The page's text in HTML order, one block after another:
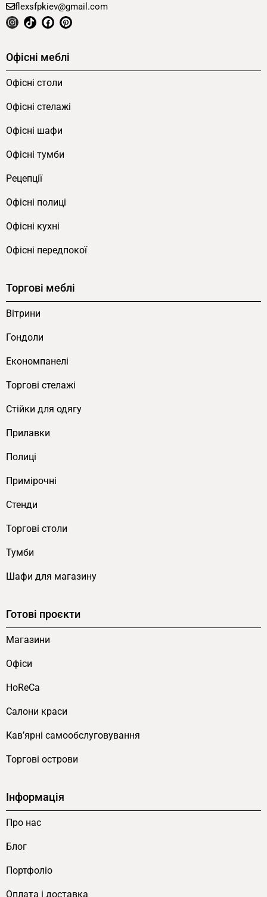
flexsfpkiev@gmail.com
Офісні меблі
Офісні столи
Офісні стелажі
Офісні шафи
Офісні тумби
Рецепції
Офісні полиці
Офісні кухні
Офісні передпокої
Торгові меблі
Вітрини
Гондоли
Економпанелі
Торгові стелажі
Cтійки для одягу
Прилавки
Полиці
Примірочні
Стенди
Торгові столи
Тумби
Шафи для магазину
Готові проєкти
Магазини
Офіси
HoReCa
Салони краси
Кав’ярні самообслуговування
Торгові острови
Інформація
Про нас
Блог
Портфоліо
Оплата і доставка